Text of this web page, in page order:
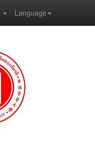
Language